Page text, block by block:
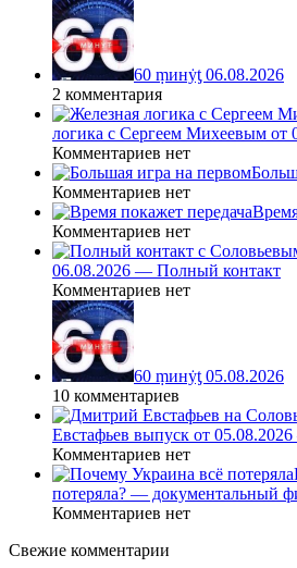
60 ṃинẏƫ 06.08.2026
2 комментария
логика с Сергеем Михеевым от
Комментариев нет
Комментариев нет
Комментариев нет
06.08.2026 — Полный контакт
Комментариев нет
60 ṃинẏƫ 05.08.2026
10 комментариев
Евстафьев выпуск от
Комментариев нет
потеряла? — документальный
Комментариев нет
Свежие комментарии